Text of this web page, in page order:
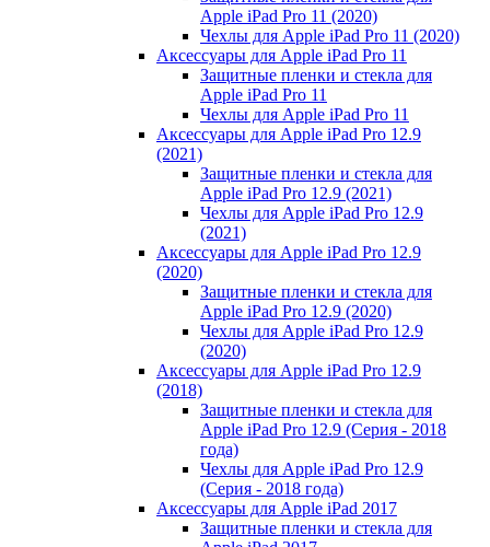
Apple iPad Pro 11 (2020)
Чехлы для Apple iPad Pro 11 (2020)
Аксессуары для Apple iPad Pro 11
Защитные пленки и стекла для
Apple iPad Pro 11
Чехлы для Apple iPad Pro 11
Аксессуары для Apple iPad Pro 12.9
(2021)
Защитные пленки и стекла для
Apple iPad Pro 12.9 (2021)
Чехлы для Apple iPad Pro 12.9
(2021)
Аксессуары для Apple iPad Pro 12.9
(2020)
Защитные пленки и стекла для
Apple iPad Pro 12.9 (2020)
Чехлы для Apple iPad Pro 12.9
(2020)
Аксессуары для Apple iPad Pro 12.9
(2018)
Защитные пленки и стекла для
Apple iPad Pro 12.9 (Серия - 2018
года)
Чехлы для Apple iPad Pro 12.9
(Серия - 2018 года)
Аксессуары для Apple iPad 2017
Защитные пленки и стекла для